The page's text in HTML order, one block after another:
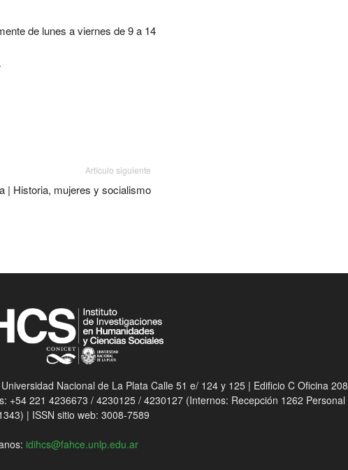
de lunes a viernes de 9 a 14
Artículo siguiente
| Historia, mujeres y socialismo
Nacional de La Plata Calle 51 e/ 124 y 125 | Edificio C Oficina 208
+54 221 4236673 / 4230125 / 4230127 (Internos: Recepción 1262 Personal
| ISSN sitio web: 3008-7589
idihcs@fahce.unlp.edu.ar